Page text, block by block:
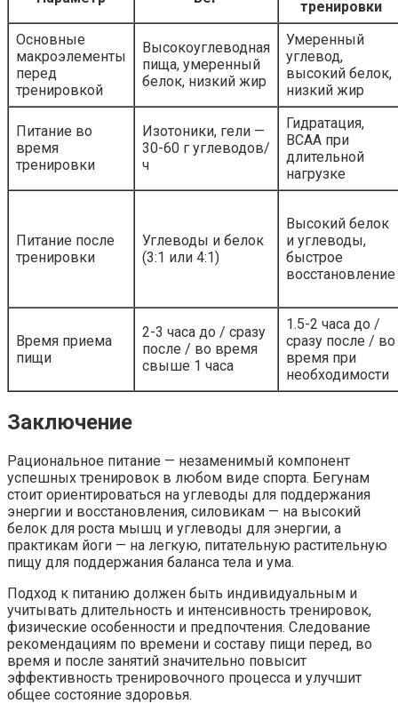
тренировки
Основные
макроэлементы
перед
тренировкой
Высокоуглеводная
пища, умеренный
белок, низкий жир
Умеренный
углевод,
высокий белок,
низкий жир
Питание во
время
тренировки
Изотоники, гели —
30-60 г углеводов/
ч
Гидратация,
BCAA при
длительной
нагрузке
Питание после
тренировки
Углеводы и белок
(3:1 или 4:1)
Высокий белок
и углеводы,
быстрое
восстановление
Время приема
пищи
2-3 часа до / сразу
после / во время
свыше 1 часа
1.5-2 часа до /
сразу после / во
время при
необходимости
Заключение
Рациональное питание — незаменимый компонент
успешных тренировок в любом виде спорта. Бегунам
стоит ориентироваться на углеводы для поддержания
энергии и восстановления, силовикам — на высокий
белок для роста мышц и углеводы для энергии, а
практикам йоги — на легкую, питательную растительную
пищу для поддержания баланса тела и ума.
Подход к питанию должен быть индивидуальным и
учитывать длительность и интенсивность тренировок,
физические особенности и предпочтения. Следование
рекомендациям по времени и составу пищи перед, во
время и после занятий значительно повысит
эффективность тренировочного процесса и улучшит
общее состояние здоровья.